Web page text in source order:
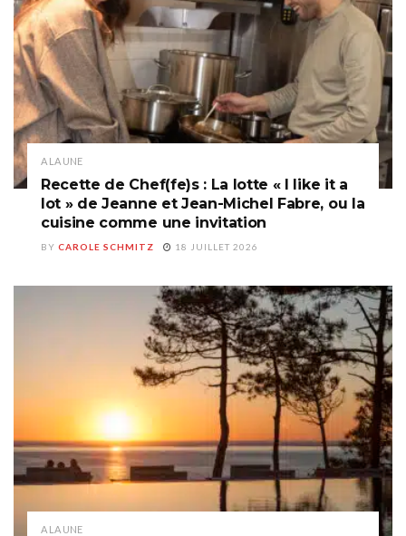
A LA UNE
Recette de Chef(fe)s : La lotte « I like it a
lot » de Jeanne et Jean-Michel Fabre, ou la
cuisine comme une invitation
BY CAROLE SCHMITZ 18 JUILLET 2026
A LA UNE